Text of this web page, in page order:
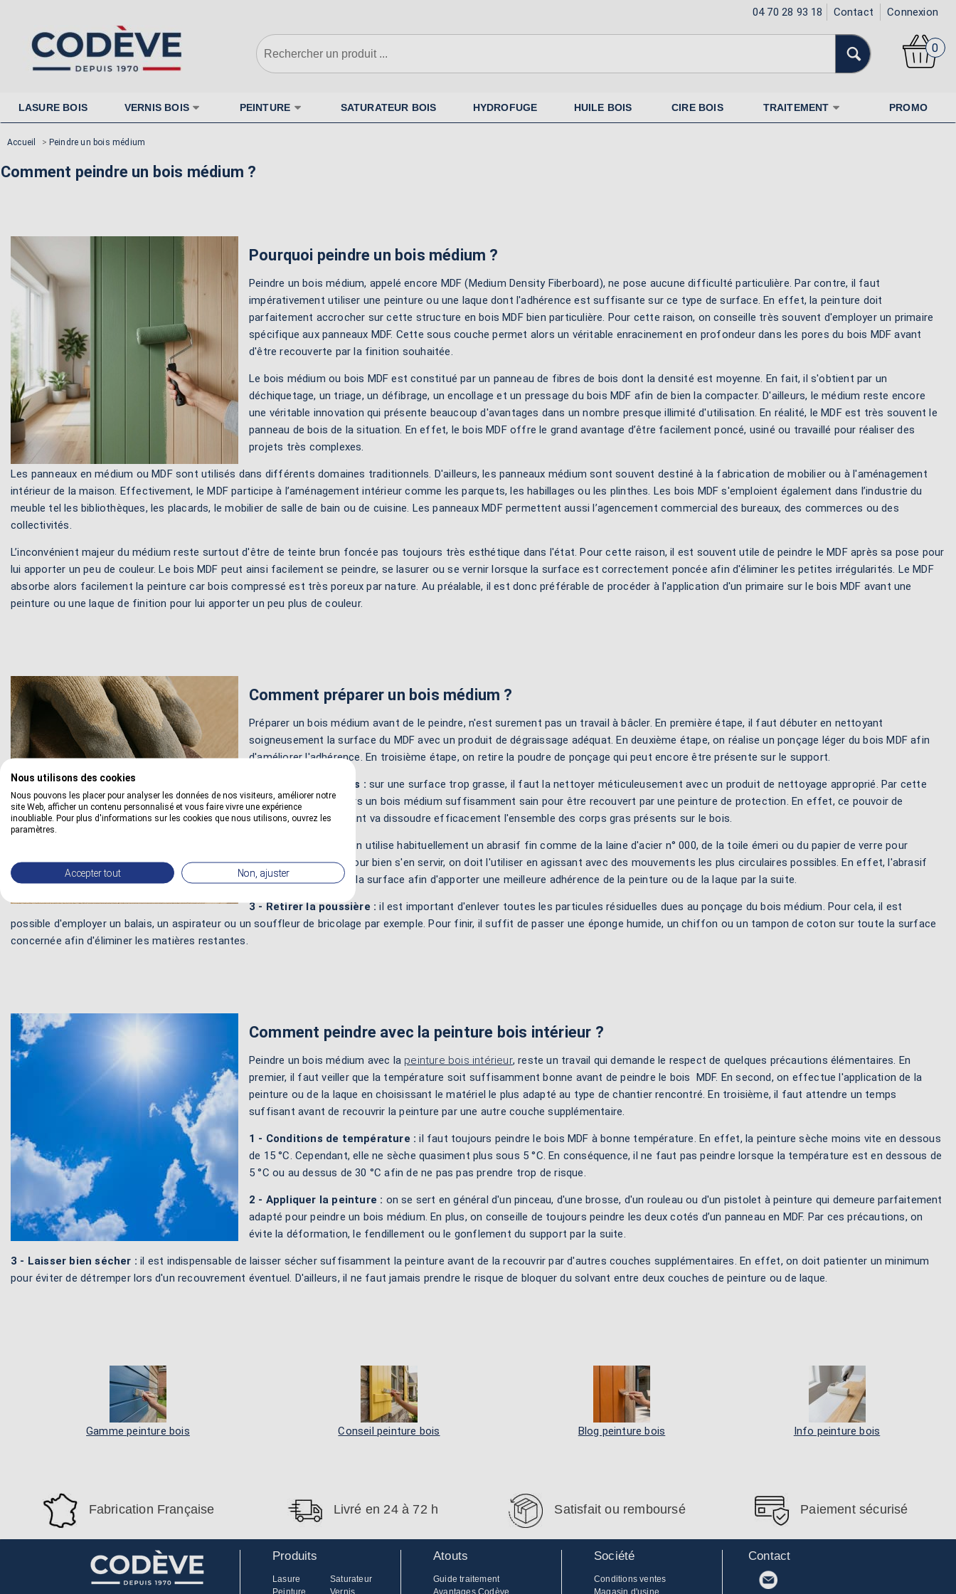
04 70 28 93 18 Contact Connexion
0
LASURE BOIS VERNIS BOIS PEINTURE SATURATEUR BOIS HYDROFUGE HUILE BOIS CIRE BOIS TRAITEMENT PROMO
Accueil > Peindre un bois médium
Comment peindre un bois médium ?
Pourquoi peindre un bois médium ?
Peindre un bois médium, appelé encore MDF (Medium Density Fiberboard), ne pose aucune difficulté particulière. Par contre, il faut
impérativement utiliser une peinture ou une laque dont l'adhérence est suffisante sur ce type de surface. En effet, la peinture doit
parfaitement accrocher sur cette structure en bois MDF bien particulière. Pour cette raison, on conseille très souvent d'employer un primaire
spécifique aux panneaux MDF. Cette sous couche permet alors un véritable enracinement en profondeur dans les pores du bois MDF avant
d'être recouverte par la finition souhaitée.
Le bois médium ou bois MDF est constitué par un panneau de fibres de bois dont la densité est moyenne. En fait, il s'obtient par un
déchiquetage, un triage, un défibrage, un encollage et un pressage du bois MDF afin de bien la compacter. D'ailleurs, le médium reste encore
une véritable innovation qui présente beaucoup d'avantages dans un nombre presque illimité d'utilisation. En réalité, le MDF est très souvent le
panneau de bois de la situation. En effet, le bois MDF offre le grand avantage d’être facilement poncé, usiné ou travaillé pour réaliser des
projets très complexes.
Les panneaux en médium ou MDF sont utilisés dans différents domaines traditionnels. D'ailleurs, les panneaux médium sont souvent destiné à la fabrication de mobilier ou à l'aménagement
intérieur de la maison. Effectivement, le MDF participe à l’aménagement intérieur comme les parquets, les habillages ou les plinthes. Les bois MDF s'emploient également dans l’industrie du
meuble tel les bibliothèques, les placards, le mobilier de salle de bain ou de cuisine. Les panneaux MDF permettent aussi l’agencement commercial des bureaux, des commerces ou des
collectivités.
L’inconvénient majeur du médium reste surtout d'être de teinte brun foncée pas toujours très esthétique dans l'état. Pour cette raison, il est souvent utile de peindre le MDF après sa pose pour
lui apporter un peu de couleur. Le bois MDF peut ainsi facilement se peindre, se lasurer ou se vernir lorsque la surface est correctement poncée afin d'éliminer les petites irrégularités. Le MDF
absorbe alors facilement la peinture car bois compressé est très poreux par nature. Au préalable, il est donc préférable de procéder à l'application d'un primaire sur le bois MDF avant une
peinture ou une laque de finition pour lui apporter un peu plus de couleur.
Comment préparer un bois médium ?
Préparer un bois médium avant de le peindre, n'est surement pas un travail à bâcler. En première étape, il faut débuter en nettoyant
soigneusement la surface du MDF avec un produit de dégraissage adéquat. En deuxième étape, on réalise un ponçage léger du bois MDF afin
d'améliorer l'adhérence. En troisième étape, on retire la poudre de ponçage qui peut encore être présente sur le support.
1 - Dégraisser le bois : sur une surface trop grasse, il faut la nettoyer méticuleusement avec un produit de nettoyage approprié. Par cette
action, on obtient alors un bois médium suffisamment sain pour être recouvert par une peinture de protection. En effet, ce pouvoir de
dégraissage performant va dissoudre efficacement l'ensemble des corps gras présents sur le bois.
on utilise habituellement un abrasif fin comme de la laine d'acier n° 000, de la toile émeri ou du papier de verre pour
préparer le support. Pour bien s'en servir, on doit l'utiliser en agissant avec des mouvements les plus circulaires possibles. En effet, l'abrasif
permet alors de rayer la surface afin d'apporter une meilleure adhérence de la peinture ou de la laque par la suite.
3 - Retirer la poussière : il est important d'enlever toutes les particules résiduelles dues au ponçage du bois médium. Pour cela, il est
possible d'employer un balais, un aspirateur ou un souffleur de bricolage par exemple. Pour finir, il suffit de passer une éponge humide, un chiffon ou un tampon de coton sur toute la surface
concernée afin d'éliminer les matières restantes.
Comment peindre avec la peinture bois intérieur ?
Peindre un bois médium avec la peinture bois intérieur, reste un travail qui demande le respect de quelques précautions élémentaires. En
premier, il faut veiller que la température soit suffisamment bonne avant de peindre le bois MDF. En second, on effectue l'application de la
peinture ou de la laque en choisissant le matériel le plus adapté au type de chantier rencontré. En troisième, il faut attendre un temps
suffisant avant de recouvrir la peinture par une autre couche supplémentaire.
1 - Conditions de température : il faut toujours peindre le bois MDF à bonne température. En effet, la peinture sèche moins vite en dessous
de 15 °C. Cependant, elle ne sèche quasiment plus sous 5 °C. En conséquence, il ne faut pas peindre lorsque la température est en dessous de
5 °C ou au dessus de 30 °C afin de ne pas pas prendre trop de risque.
2 - Appliquer la peinture : on se sert en général d'un pinceau, d'une brosse, d'un rouleau ou d'un pistolet à peinture qui demeure parfaitement
adapté pour peindre un bois médium. En plus, on conseille de toujours peindre les deux cotés d’un panneau en MDF. Par ces précautions, on
évite la déformation, le fendillement ou le gonflement du support par la suite.
3 - Laisser bien sécher : il est indispensable de laisser sécher suffisamment la peinture avant de la recouvrir par d'autres couches supplémentaires. En effet, on doit patienter un minimum
pour éviter de détremper lors d'un recouvrement éventuel. D'ailleurs, il ne faut jamais prendre le risque de bloquer du solvant entre deux couches de peinture ou de laque.
Gamme peinture bois Conseil peinture bois Blog peinture bois Info peinture bois
Fabrication Française Livré en 24 à 72 h Satisfait ou remboursé Paiement sécurisé
Produits
Lasure
Saturateur
Peinture
Vernis
Atouts
Guide traitement
Avantages Codève
Société
Conditions ventes
Magasin d'usine
Contact
Nous utilisons des cookies
Nous pouvons les placer pour analyser les données de nos visiteurs, améliorer notre
site Web, afficher un contenu personnalisé et vous faire vivre une expérience
inoubliable. Pour plus d'informations sur les cookies que nous utilisons, ouvrez les
paramètres.
Accepter tout Non, ajuster